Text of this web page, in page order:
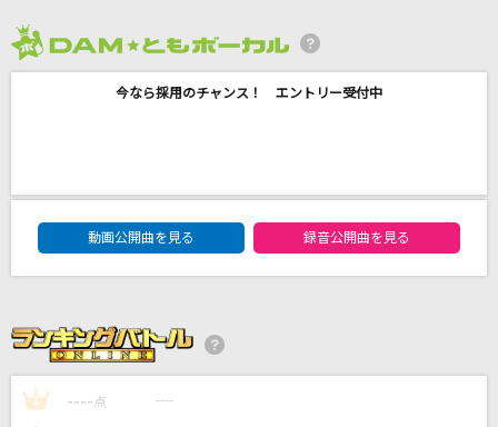
Song for you
嵐(アラシ)
Aimer(エメ)
花束
back number
今なら採用のチャンス！ エントリー受付中
DAM★ともボーカルエントリーランキング
動画公開曲を見る
録音公開曲を見る
1 ---- 点 ----